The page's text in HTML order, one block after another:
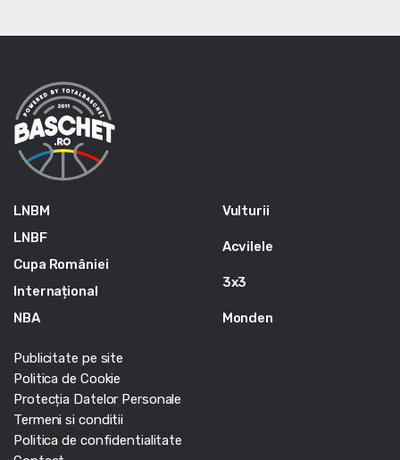
LNBM
LNBF
Cupa României
Internațional
NBA
Vulturii
Acvilele
3x3
Monden
Publicitate pe site
Politica de Cookie
Protecția Datelor Personale
Termeni si conditii
Politica de confidentialitate